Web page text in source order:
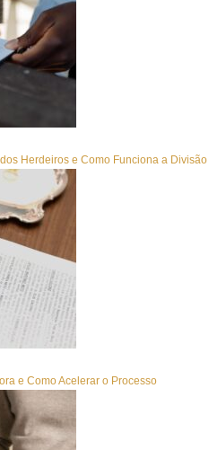
Herdeiros e Como Funciona a Divisão
e Como Acelerar o Processo